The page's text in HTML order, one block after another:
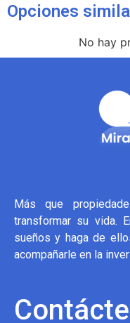
Opciones
No hay
Más que
transformar su vida.
sueños y haga de
acompañarle en la